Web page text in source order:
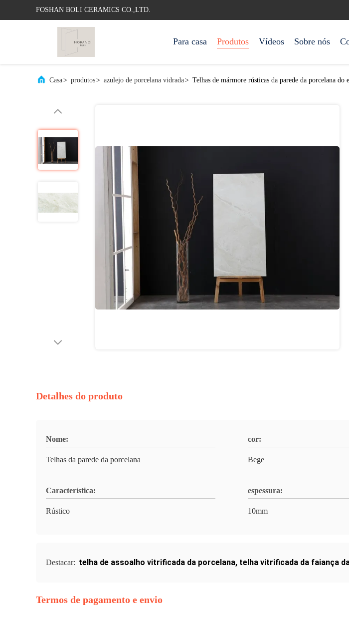
FOSHAN BOLI CERAMICS CO.,LTD.
Para casa Produtos Vídeos Sobre nós
Casa> produtos> azulejo de porcelana vidrada> Telhas de mármore rústicas da parede da porcelana
Detalhes do produto
Nome:
Telhas da parede da porcelana
cor:
Bege
Característica:
Rústico
espessura:
10mm
Destacar: telha de assoalho vitrificada da porcelana, telha vitrificada da faiança
Termos de pagamento e envio